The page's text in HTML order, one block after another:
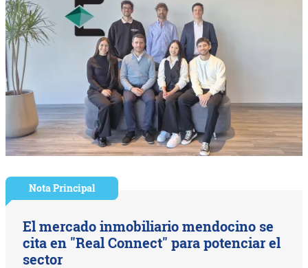
Nota Principal
El mercado inmobiliario mendocino se
cita en "Real Connect" para potenciar el
sector